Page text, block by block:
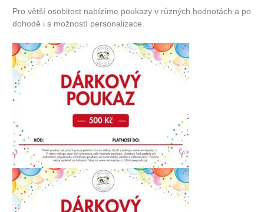
Pro větší osobitost nabízíme poukazy v různých hodnotách a po
dohodě i s možností personalizace.